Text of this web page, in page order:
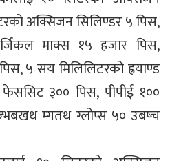
अक्सिजन सिलिण्डर ५ पिस,
माक्स १५ हजार पिस,
५ सय मिलिलिटरको ह्रयाण्ड
३०० पिस, पीपीई १००
म्गतथ ग्लोप्स ५० उबष्च